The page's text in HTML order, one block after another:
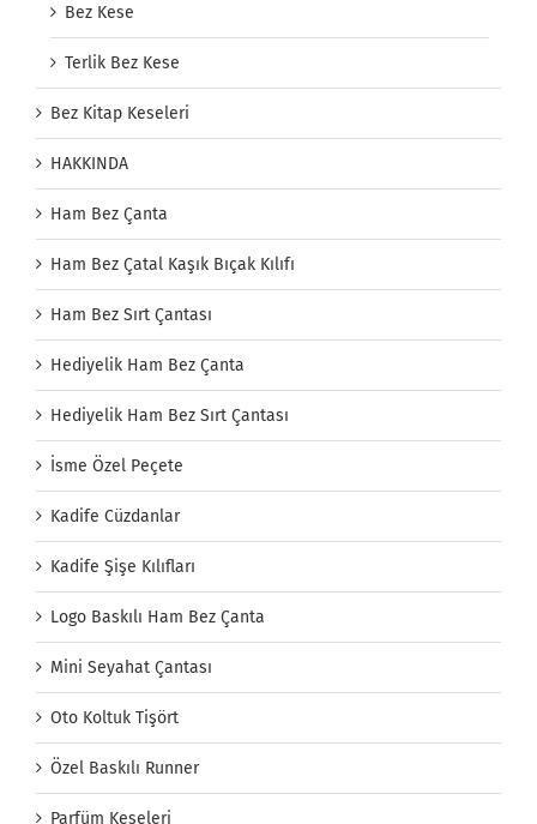
Bez Kese
Terlik Bez Kese
Bez Kitap Keseleri
HAKKINDA
Ham Bez Çanta
Ham Bez Çatal Kaşık Bıçak Kılıfı
Ham Bez Sırt Çantası
Hediyelik Ham Bez Çanta
Hediyelik Ham Bez Sırt Çantası
İsme Özel Peçete
Kadife Cüzdanlar
Kadife Şişe Kılıfları
Logo Baskılı Ham Bez Çanta
Mini Seyahat Çantası
Oto Koltuk Tişört
Özel Baskılı Runner
Parfüm Keseleri